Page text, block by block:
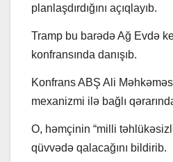
planlaşdırdığını açıqlayıb.
Tramp bu barədə Ağ Evdə
konfransında danışıb.
Konfrans ABŞ Ali
mexanizmi ilə bağlı
O, həmçinin “milli
qüvvədə qalacağını bildirib.